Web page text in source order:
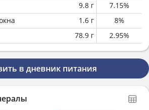
9.8 г 7.15%
1.6 г 8%
78.9 г 2.95%
в дневник питания